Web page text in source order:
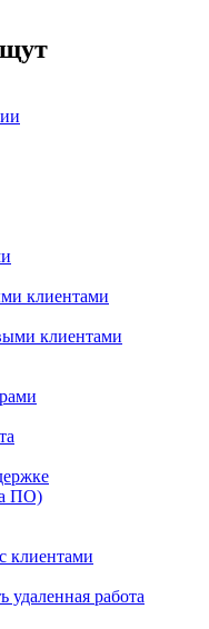
клиентами
клиентами
ПО)
клиентами
удаленная работа